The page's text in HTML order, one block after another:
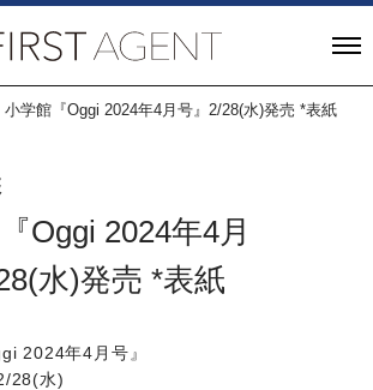
小学館『Oggi 2024年4月号』2/28(水)発売 *表紙
Oggi 2024年4月
水)発売 *表紙
2024年4月号』
28(水)